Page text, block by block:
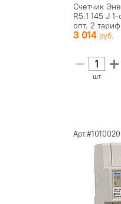
Счетчик
R5.1 145 J
опт. 2
3 014
шт